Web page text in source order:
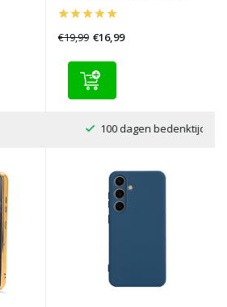
€19,99 €16,99
100 dagen bedenktijd